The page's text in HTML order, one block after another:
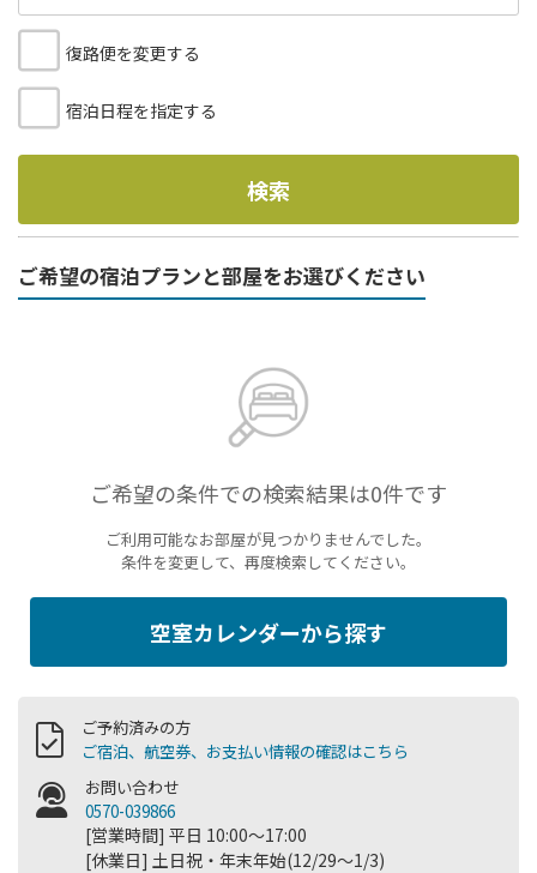
復路便を変更する
宿泊日程を指定する
検索
ご希望の宿泊プランと部屋をお選びください
ご希望の条件での検索結果は0件です
ご利用可能なお部屋が見つかりませんでした。
条件を変更して、再度検索してください。
空室カレンダーから探す
ご予約済みの方
ご宿泊、航空券、お支払い情報の確認はこちら
お問い合わせ
0570-039866
[営業時間] 平日 10:00～17:00
[休業日] 土日祝・年末年始(12/29～1/3)